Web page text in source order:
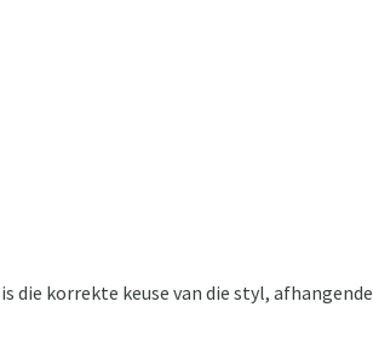
die korrekte keuse van die styl, afhangende